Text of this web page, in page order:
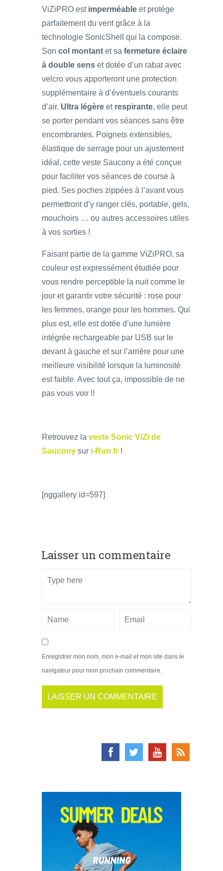
ViZiPRO est imperméable et protège
parfaitement du vent grâce à la
technologie SonicShell qui la compose.
Son col montant et sa fermeture éclaire
à double sens et dotée d’un rabat avec
velcro vous apporteront une protection
supplémentaire à d’éventuels courants
d’air. Ultra légère etrespirante, elle peut
se porter pendant vos séances sans être
encombrantes. Poignets extensibles,
élastique de serrage pour un ajustement
idéal, cette veste Saucony a été conçue
pour faciliter vos séances de course à
pied. Ses poches zippées à l’avant vous
permettront d’y ranger clés, portable, gels,
mouchoirs … ou autres accessoires utiles
à vos sorties !
Faisant partie de la gamme ViZiPRO, sa
couleur est expressément étudiée pour
vous rendre perceptible la nuit comme le
jour et garantir votre sécurité : rose pour
les femmes, orange pour les hommes. Qui
plus est, elle est dotée d’une lumière
intégrée rechargeable par USB sur le
devant à gauche et sur l’arrière pour une
meilleure visibilité lorsque la luminosité
est faible. Avec tout ça, impossible de ne
pas vous voir !!
Retrouvez la veste Sonic ViZi de
Saucony sur i-Run.fr !
[nggallery id=597]
Laisser un commentaire
Enregistrer mon nom, mon e-mail et mon site dans le
navigateur pour mon prochain commentaire.